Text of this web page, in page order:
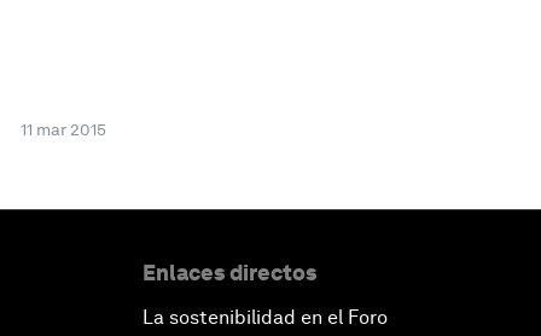
11 mar 2015
Enlaces directos
La sostenibilidad en el Foro